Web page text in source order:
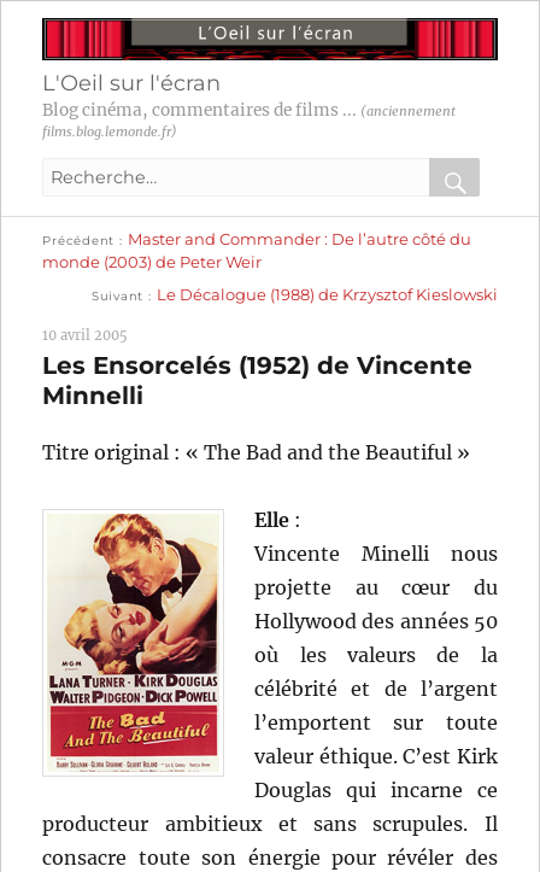
L'Oeil sur l'écran
Blog cinéma, commentaires de films ... (anciennement
films.blog.lemonde.fr)
Recherche
:
OK
Navigation
l’article
Précédent
précédente :
Master and Commander : De l’autre côté du
monde (2003) de Peter Weir
Suivant
suivante :
Le Décalogue (1988) de Krzysztof Kieslowski
10 avril 2005
Les Ensorcelés (1952) de Vincente
Minnelli
Titre original : « The Bad and the Beautiful »
Elle :
Vincente Minelli nous
projette au cœur du
Hollywood des années 50
où les valeurs de la
célébrité et de l’argent
l’emportent sur toute
valeur éthique. C’est Kirk
Douglas qui incarne ce
producteur ambitieux et sans scrupules. Il
consacre toute son énergie pour révéler des